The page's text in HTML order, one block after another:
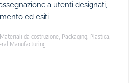
a utenti designati,
ed esiti
da costruzione, Packaging, Plastica,
Manufacturing